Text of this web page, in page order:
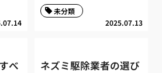
2025.07.13
未分類
べ
ネズミ駆除業者の選び